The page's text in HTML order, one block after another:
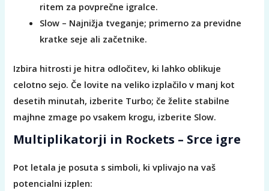
ritem za povprečne igralce.
Slow – Najnižja tveganje; primerno za previdne
kratke seje ali začetnike.
Izbira hitrosti je hitra odločitev, ki lahko oblikuje
celotno sejo. Če lovite na veliko izplačilo v manj kot
desetih minutah, izberite Turbo; če želite stabilne
majhne zmage po vsakem krogu, izberite Slow.
Multiplikatorji in Rockets – Srce igre
Pot letala je posuta s simboli, ki vplivajo na vaš
potencialni izplen: